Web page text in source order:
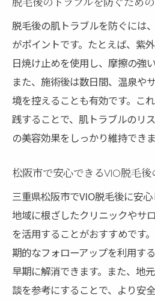
脱毛後の肌トラブルを防ぐには
がポイントです。たとえば、紫
日焼け止めを使用し、摩擦の強
また、施術後は数日間、温泉や
境を控えることも有効です。こ
践することで、肌トラブルのリ
の美容効果をしっかり維持できま
松阪市で安心できるVIO脱毛
三重県松阪市でVIO脱毛後に安心
地域に根ざしたクリニックやサ
を活用することがおすすめです
期的なフォローアップを利用す
早期に解消できます。また、地
談を参考にすることで、より安